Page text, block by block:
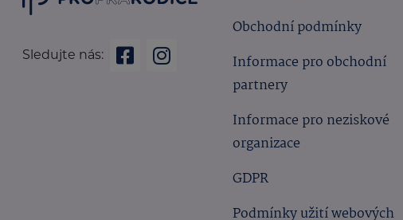
Sledujte nás:
Obchodní podmínky
Informace pro obchodní
partnery
Informace pro neziskové
organizace
GDPR
Podmínky užití webových